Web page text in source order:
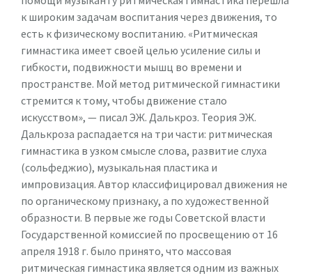
к широким задачам воспитания через движения, то
есть к физическому воспитанию. «Ритмическая
гимнастика имеет своей целью усиление силы и
гибкости, подвижности мышц во времени и
пространстве. Мой метод ритмической гимнастики
стремится к тому, чтобы движение стало
искусством», — писал ЭЖ. Далькроз. Теория ЭЖ.
Далькроза распадается на три части: ритмическая
гимнастика в узком смысле слова, развитие слуха
(сольфеджио), музыкальная пластика и
импровизация. Автор классифицировал движения не
по органическому признаку, а по художественной
образности. В первые же годы Советской власти
Государственной комиссией по просвещению от 16
апреля 1918 г. было принято, что массовая
ритмическая гимнастика является одним из важных